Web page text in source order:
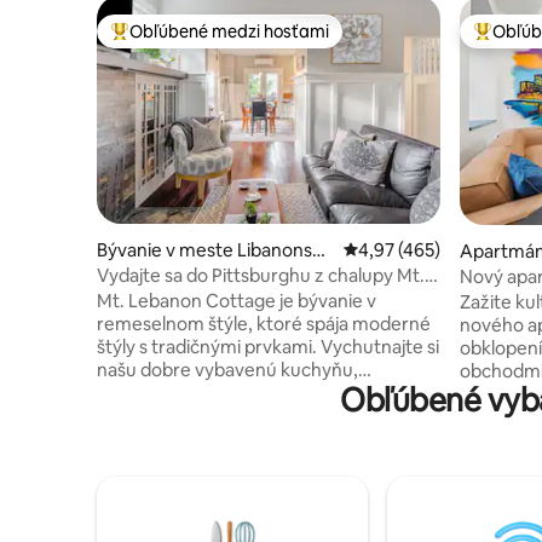
Najobľúbenejšie medzi hosťami
Obľúbené medzi hosťami
Bývanie v meste Libanonská
hora
Priemerné
4,97 (465)
Vydajte sa do Pittsburghu z chalupy Mt.
Lebanon
Mt. Lebanon Cottage je bývanie v
remeselnom štýle, ktoré spája moderné
štýly s tradičnými prvkami. Vychutnajte si
našu dobre vybavenú kuchyňu,
vychutnajte si kávu pre dvoch na terase
zasadenej do stromov alebo si
miestnych obyvateľov. Bloky od
h
Nový
District s
Zažite
nového
od
ďalších
Obľúbené